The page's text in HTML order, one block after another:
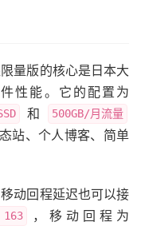
量版的核心是日本大
性能。它的配置为
和 500GB/月流量
站、个人博客、简单
动回程延迟也可以接
，移动回程为